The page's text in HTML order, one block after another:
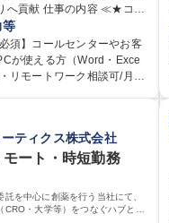
内容 ≪★コミ
リンのファンを増やしま
声をより良い商品づくりに
となるお客様相談室でのお
に反映しています。 【具
ル、お手紙対応、ご指摘
ャットボット対応など。
：月間一人当たり平均100
後 募集職種 中野
客様のお声をもとにより良
等
須】コールセンターやお客
が使える方（Word・Exce
リモートワーク相談可/月平
を実施する予定です。独
ローする体制を整えてい
【当社について】キリン
会社として、お客様との
上げたホスピタリティを込
とりながら広報関連業務
ティクス株式会社
ート・時短勤務
を中心に創薬を行う当社にて、
・大学等）をつなぐハブとし